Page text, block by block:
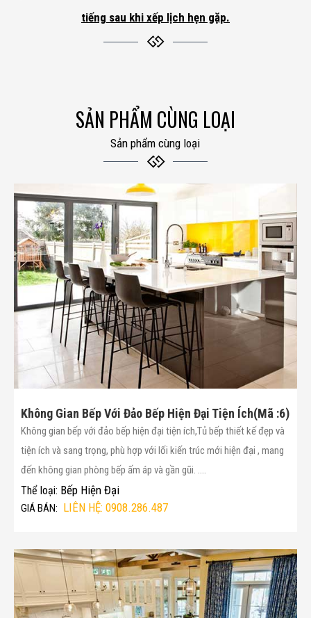
tiếng sau khi xếp lịch hẹn gặp.
SẢN PHẨM CÙNG LOẠI
Sản phẩm cùng loại
Không Gian Bếp Với Đảo Bếp Hiện Đại Tiện Ích(Mã :6)
Không gian bếp với đảo bếp hiện đại tiện ích,Tủ bếp thiết kế đẹp và
tiện ích và sang trọng, phù hợp với lối kiến trúc mới hiện đại , mang
đến không gian phòng bếp ấm áp và gần gũi. ....
Thể loại: Bếp Hiện Đại
GIÁ BÁN: LIÊN HỆ: 0908.286.487